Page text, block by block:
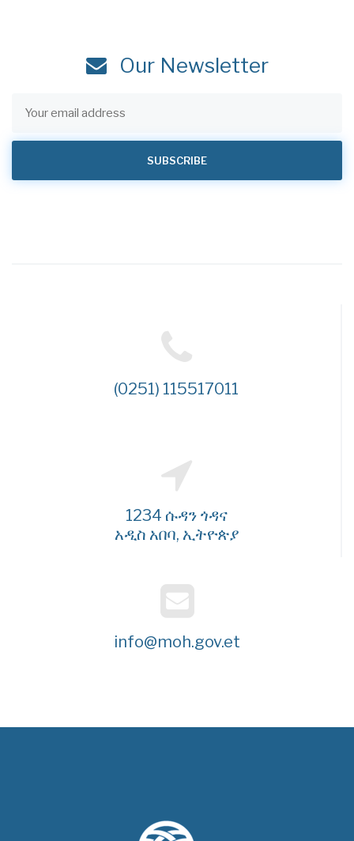
Our Newsletter
(0251) 115517011
1234 ሱዳን ጎዳና
አዲስ አበባ, ኢትዮጵያ
info@moh.gov.et